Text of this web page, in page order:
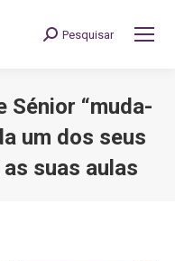
Search:
Pesquisar
Sénior “muda-
um dos seus
suas aulas